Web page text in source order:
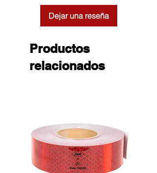
Dejar una reseña
Productos
relacionados